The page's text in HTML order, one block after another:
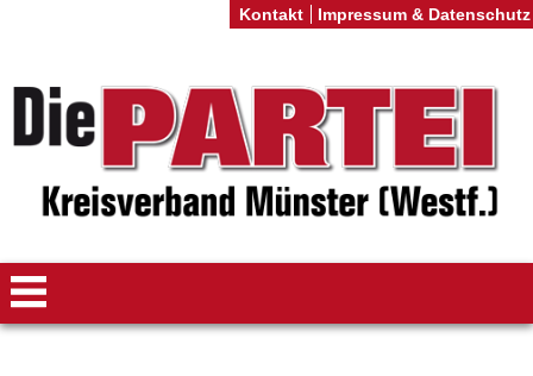
Kontakt Impressum & Datenschutz